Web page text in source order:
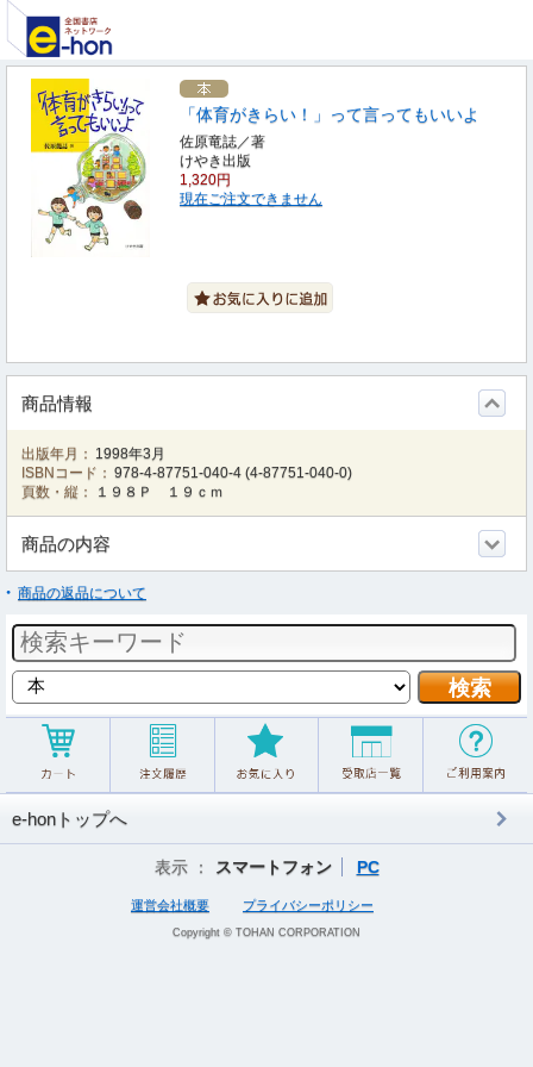
「体育がきらい！」って言ってもいいよ
佐原竜誌／著
けやき出版
1,320円
現在ご注文できません
商品情報
出版年月： 1998年3月
ISBNコード： 978-4-87751-040-4 (4-87751-040-0)
頁数・縦：
１９８Ｐ １９ｃｍ
商品の内容
商品の返品について
e-honトップへ
表示 ： スマートフォン PC
運営会社概要 プライバシーポリシー
Copyright © TOHAN CORPORATION